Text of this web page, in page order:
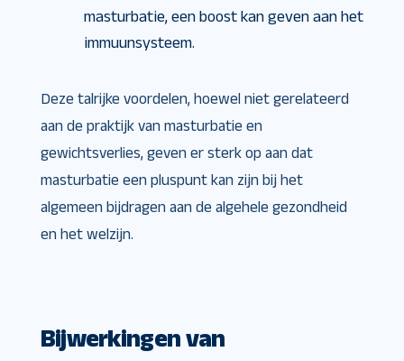
masturbatie, een boost kan geven aan het
immuunsysteem.
Deze talrijke voordelen, hoewel niet gerelateerd
aan de praktijk van masturbatie en
gewichtsverlies, geven er sterk op aan dat
masturbatie een pluspunt kan zijn bij het
algemeen bijdragen aan de algehele gezondheid
en het welzijn.
Bijwerkingen van